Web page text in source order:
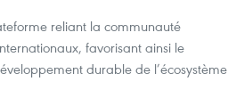
reliant la communauté
favorisant ainsi le
durable de l’écosystème